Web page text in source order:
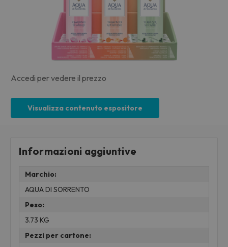
Accedi per vedere il prezzo
Visualizza contenuto espositore
Informazioni aggiuntive
Marchio:
AQUA DI SORRENTO
Peso:
3.73 KG
Pezzi per cartone: